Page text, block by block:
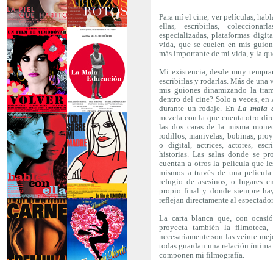
>La piel que habito >Los abrazos rotos
>Volver >La mala educación
>Hable con ella
>Todo sobre mi
madre
Para mí el cine, ver películas,
ellas, escribirlas,
especializadas, plataformas
vida, que se cuelen en mis
más importante de mi vida, y la
Mi existencia, desde muy
escribirlas y rodarlas. Más de una
mis guiones dinamizando la
dentro del cine? Solo a veces, en
durante un rodaje. EnLa mala
mezcla con la que cuenta otro
las dos caras de la misma
rodillos, manivelas, bobinas,
o digital, actrices, actores,
historias. Las salas donde se
cuentan a otros la película que
mismos a través de una
refugio de asesinos, o lugares
propio final y donde siempre
reflejan directamente al
La carta blanca que, con
proyecta también la
necesariamente son las veinte
todas guardan una relación
componen mi filmografía.